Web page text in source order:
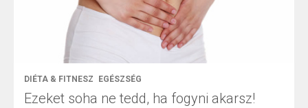
DIÉTA & FITNESZ EGÉSZSÉG
Ezeket soha ne tedd, ha fogyni akarsz!